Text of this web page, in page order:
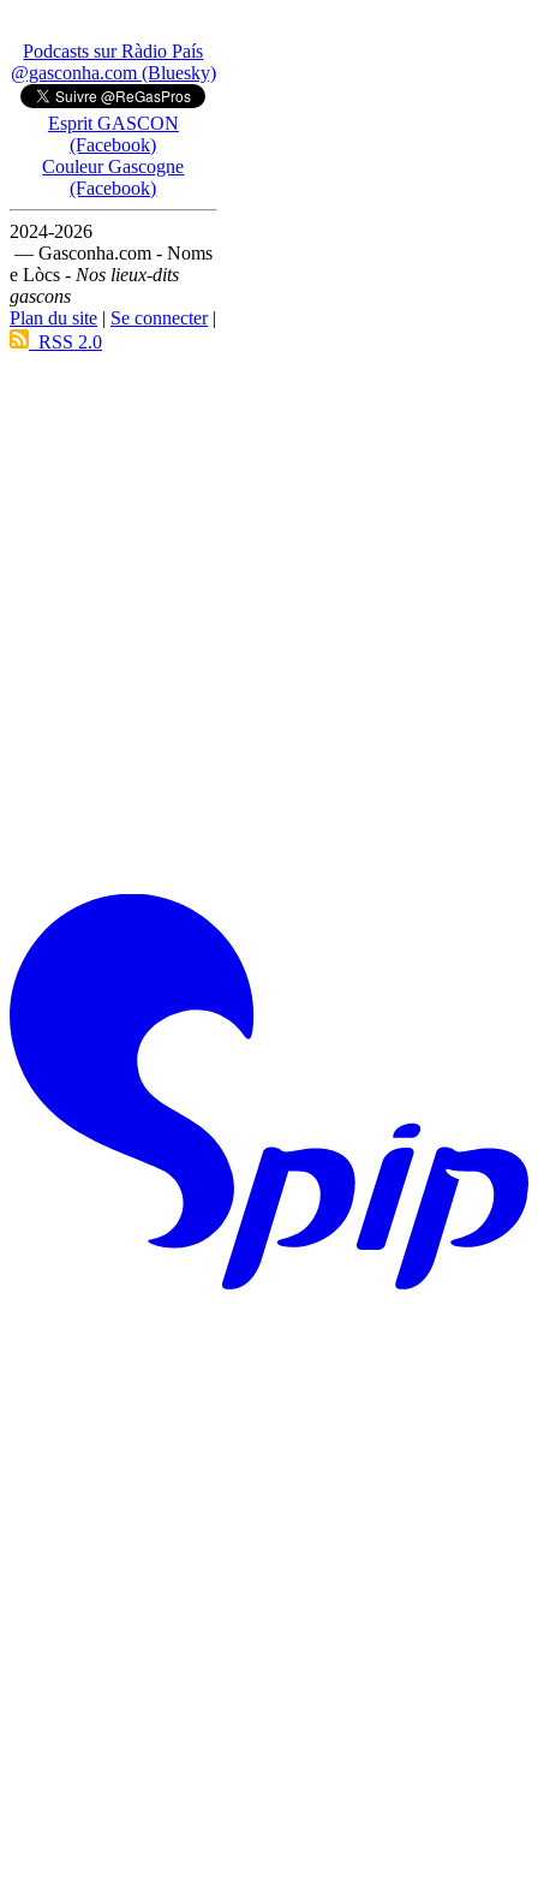
Podcasts sur Ràdio País
@gasconha.com (Bluesky)
Esprit GASCON
(Facebook)
Couleur Gascogne
(Facebook)
2024-2026
— Gasconha.com - Noms
e Lòcs - Nos lieux-dits
gascons
Plan du site | Se connecter|
RSS 2.0